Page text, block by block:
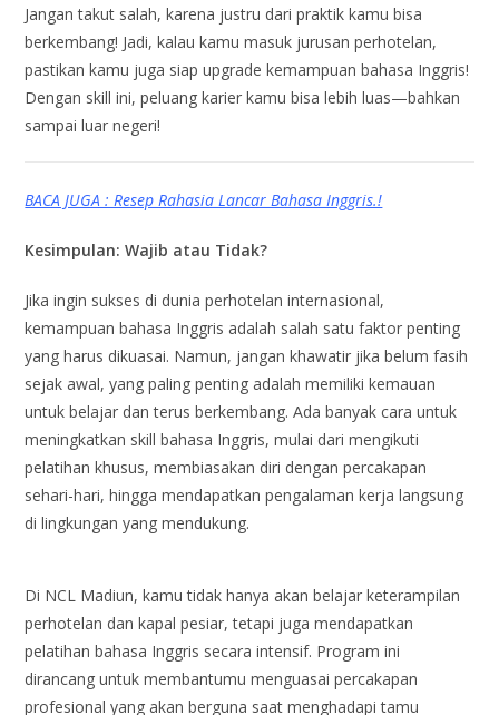
Jangan takut salah, karena justru dari praktik kamu bisa
berkembang! Jadi, kalau kamu masuk jurusan perhotelan,
pastikan kamu juga siap upgrade kemampuan bahasa Inggris!
Dengan skill ini, peluang karier kamu bisa lebih luas—bahkan
sampai luar negeri!
BACA JUGA : Resep Rahasia Lancar Bahasa Inggris.!
Kesimpulan: Wajib atau Tidak?
Jika ingin sukses di dunia perhotelan internasional,
kemampuan bahasa Inggris adalah salah satu faktor penting
yang harus dikuasai. Namun, jangan khawatir jika belum fasih
sejak awal, yang paling penting adalah memiliki kemauan
untuk belajar dan terus berkembang. Ada banyak cara untuk
meningkatkan skill bahasa Inggris, mulai dari mengikuti
pelatihan khusus, membiasakan diri dengan percakapan
sehari-hari, hingga mendapatkan pengalaman kerja langsung
di lingkungan yang mendukung.
Di NCL Madiun, kamu tidak hanya akan belajar keterampilan
perhotelan dan kapal pesiar, tetapi juga mendapatkan
pelatihan bahasa Inggris secara intensif. Program ini
dirancang untuk membantumu menguasai percakapan
profesional yang akan berguna saat menghadapi tamu